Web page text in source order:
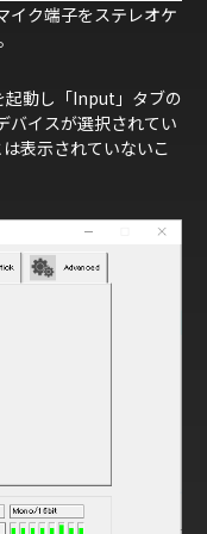
イク端子をステレオケ
動し「Input」タブの
バイスが選択されてい
表示されていないこ